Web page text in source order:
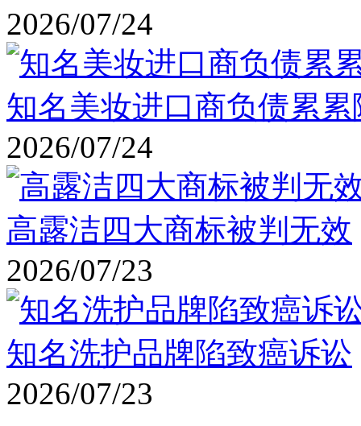
2026/07/24
知名美妆进口商负债累
2026/07/24
高露洁四大商标被判无效
2026/07/23
知名洗护品牌陷致癌诉讼
2026/07/23